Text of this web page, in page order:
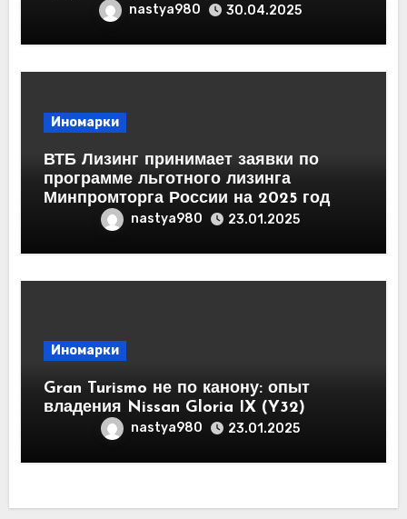
nastya980 30.04.2025
Иномарки
ВТБ Лизинг принимает заявки по
программе льготного лизинга
Минпромторга России на 2025 год
nastya980 23.01.2025
Иномарки
Gran Turismo не по канону: опыт
владения Nissan Gloria IX (Y32)
nastya980 23.01.2025